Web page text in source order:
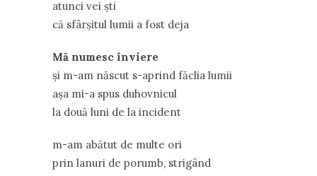
atunci vei ști
că sfârșitul lumii a fost deja
Mă numesc înviere
și m-am născut s-aprind făclia lumii
așa mi-a spus duhovnicul
la două luni de la incident
m-am abătut de multe ori
prin lanuri de porumb, strigând